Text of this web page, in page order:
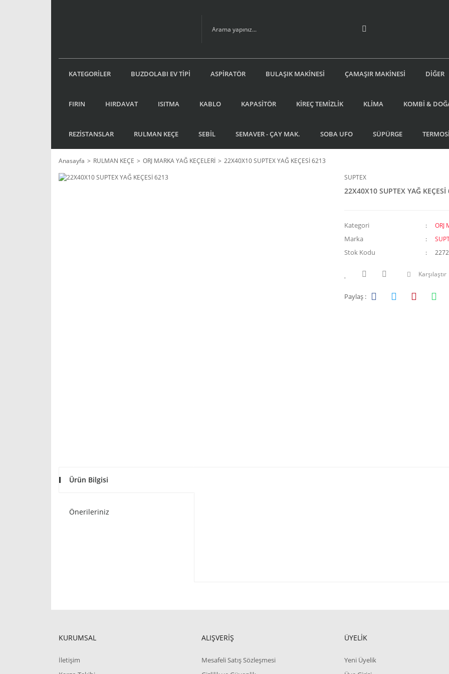
KATEGORİLER BUZDOLABI EV TİPİ ASPİRATÖR BULAŞIK MAKİNESİ ÇAMAŞIR MAKİNESİ DİĞER
FIRIN HIRDAVAT ISITMA KABLO KAPASİTÖR KİREÇ TEMİZLİK KLİMA KOMBİ &
REZİSTANSLAR RULMAN KEÇE SEBİL SEMAVER - ÇAY MAK. SOBA UFO SÜPÜRGE
Anasayfa RULMAN KEÇE ORJ MARKA YAĞ KEÇELERİ
22X40X10 SUPTEX YAĞ KEÇESİ 6213
SUPTEX
22X40X10 SUPTEX YAĞ
Kategori ORJ
Marka
Stok Kodu 2272
Karşılaştır
Paylaş :
Ürün Bilgisi
Önerileriniz
KURUMSAL
İletişim
ALIŞVERİŞ
Mesafeli Satış Sözleşmesi
ÜYELİK
Yeni Üyelik